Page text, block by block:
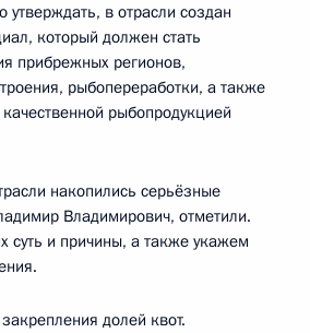
в отрасли создан
который должен стать
прибрежных регионов,
рыбопереработки, а также
рыбопродукцией
накопились серьёзные
Владимирович, отметили.
суть и причины, а также укажем
долей квот.